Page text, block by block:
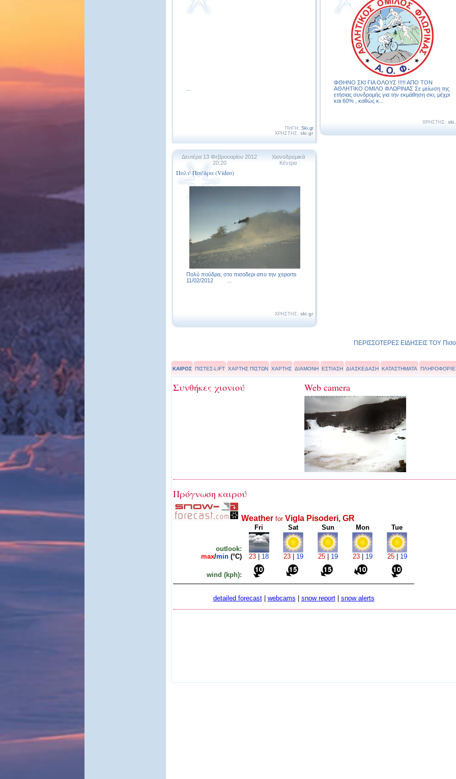
ΠΗΓΗ: Ski.gr
ΧΡΗΣΤΗΣ: ski.gr
ΦΘΗΝΟ ΣΚΙ ΓΙΑ ΟΛΟΥΣ !!!!! ΑΠΟ ΤΟΝ
ΑΘΛΗΤΙΚΟ ΟΜΙΛΟ ΦΛΩΡΙΝΑΣ Σε μείωση της
ετήσιας συνδρομής για την εκμάθηση σκι, μέχρι
και 60% , καθώς κ...
ΧΡΗΣΤΗΣ:
Δευτέρα 13 Φεβρουαρίου 2012
20:20
Χιονοδρομικά
Κέντρα
Πολύ Πούδρα (Video)
Πολύ πούδρα, στο πισοδερι απο την χsports
11/02/2012 ...
ΧΡΗΣΤΗΣ: ski.gr
ΠΕΡΙΣΣΟΤΕΡΕΣ ΕΙΔΗΣΕΙΣ ΤΟΥ
ΚΑΙΡΟΣ ΠΙΣΤΕΣ-LIFT ΧΑΡΤΗΣ ΠΙΣΤΩΝ ΧΑΡΤΗΣ ΔΙΑΜΟΝΗ ΕΣΤΙΑΣΗ ΔΙΑΣΚΕΔΑΣΗ ΚΑΤΑΣΤΗΜΑΤΑ
Συνθήκες χιονιού Web camera
Πρόγνωση καιρού